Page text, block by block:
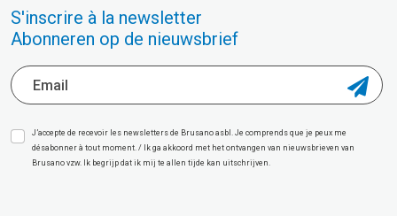
S'inscrire à la newsletter
Abonneren op de nieuwsbrief
J’accepte de recevoir les newsletters de Brusano asbl. Je comprends que je peux me
désabonner à tout moment. / Ik ga akkoord met het ontvangen van nieuwsbrieven van
Brusano vzw. Ik begrijp dat ik mij te allen tijde kan uitschrijven.